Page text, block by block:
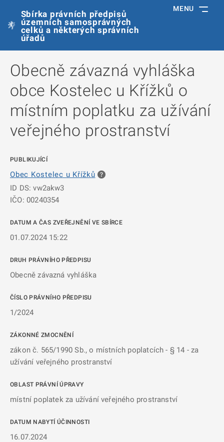
Sbírka právních předpisů
územních samosprávných
celků a některých správních
úřadů
MENU
Obecně závazná vyhláška
obce Kostelec u Křížků o
místním poplatku za užívání
veřejného prostranství
PUBLIKUJÍCÍ
Obec Kostelec u Křížků
ID DS: vw2akw3
IČO: 00240354
DATUM A ČAS ZVEŘEJNĚNÍ VE SBÍRCE
01.07.2024 15:22
DRUH PRÁVNÍHO PŘEDPISU
Obecně závazná vyhláška
ČÍSLO PRÁVNÍHO PŘEDPISU
1/2024
ZÁKONNÉ ZMOCNĚNÍ
zákon č. 565/1990 Sb., o místních poplatcích - § 14 - za
užívání veřejného prostranství
OBLAST PRÁVNÍ ÚPRAVY
místní poplatek za užívání veřejného prostranství
DATUM NABYTÍ ÚČINNOSTI
16.07.2024